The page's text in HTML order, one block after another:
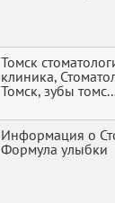
Томск
клиника,
Томск, зубы
Информация о
Формула улыбки